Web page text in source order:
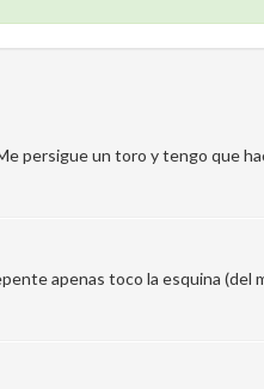
un toro y tengo que
apenas toco la esquina